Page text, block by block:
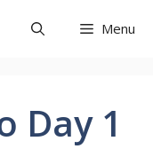
Menu
Day 1